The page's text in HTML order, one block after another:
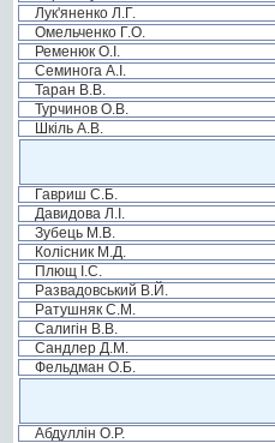
Лук'яненко Л.Г.
Омельченко Г.О.
Ременюк О.І.
Семинога А.І.
Таран В.В.
Турчинов О.В.
Шкіль А.В.
Гавриш С.Б.
Давидова Л.І.
Зубець М.В.
Колісник М.Д.
Плющ І.С.
Развадовський В.Й.
Ратушняк С.М.
Салигін В.В.
Сандлер Д.М.
Фельдман О.Б.
Абдуллін О.Р.